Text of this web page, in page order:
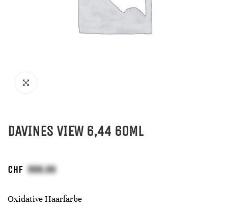
DAVINES VIEW 6,44 60ML
CHF
Oxidative Haarfarbe